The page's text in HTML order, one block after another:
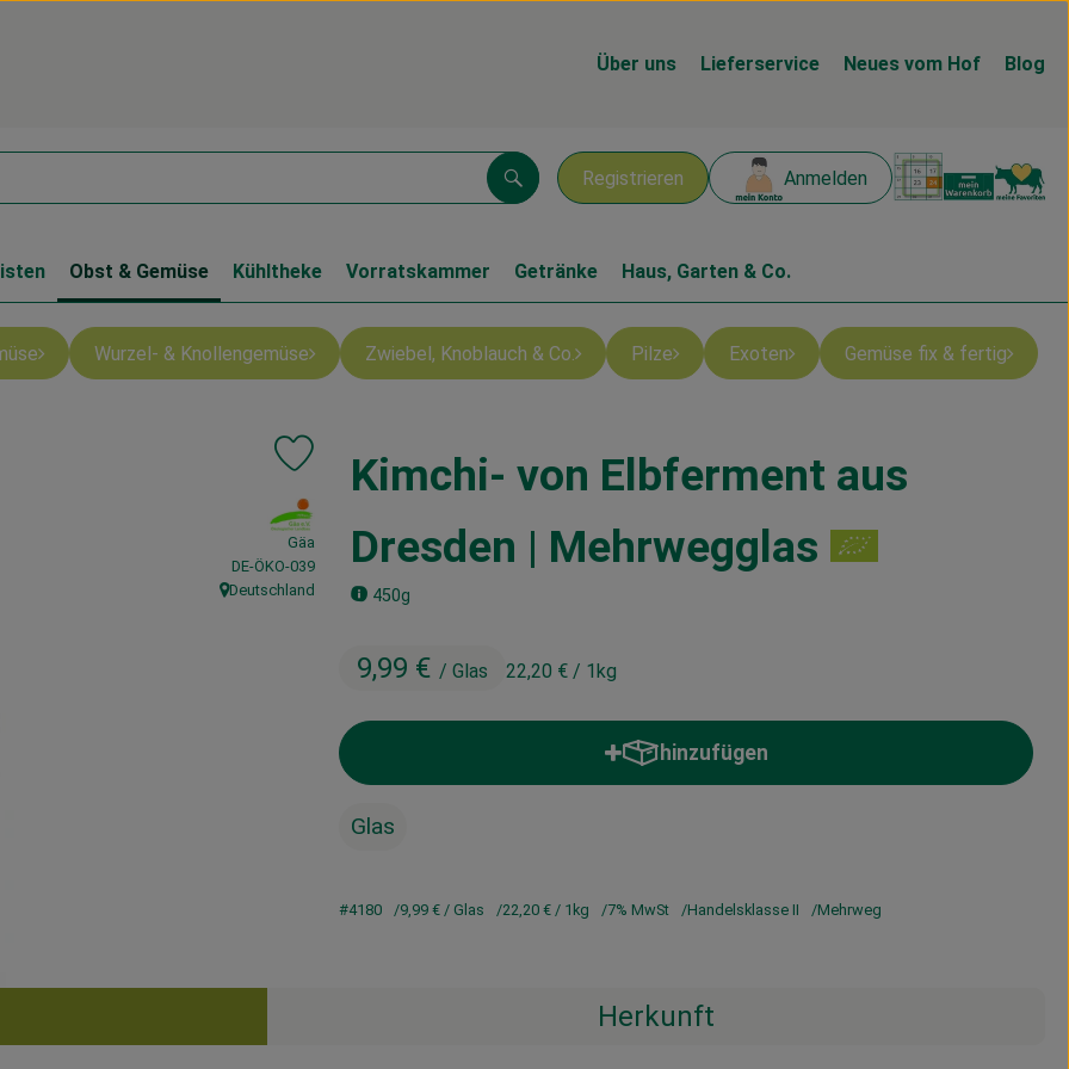
Über uns Lieferservice Neues vom Hof Blog
Registrieren Anmelden
Suchen
Obst & Gemüse Kühltheke Vorratskammer Getränke Haus, Garten & Co.
Wurzel- & Knollengemüse Zwiebel, Knoblauch & Co. Pilze Exoten Gemüse fix & fertig
Kimchi- von Elbferment aus
Dresden | Mehrwegglas
450g
9,99 € / Glas 22,20 € / 1kg
Produkt zu Favouriten hinzufügen
, Verband:
Gäa
, Kontrollstelle:
DE-ÖKO-039
, Herkunft:
Deutschland
hinzufügen
Produkt zum Warenkorb hinzufügen
Glas
#4180 9,99 € / Glas 22,20 € / 1kg 7% MwSt Handelsklasse II Mehrweg
Herkunft